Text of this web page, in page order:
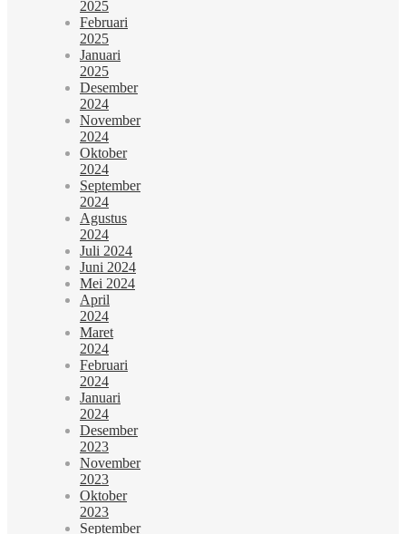
2025
Februari
2025
Januari
2025
Desember
2024
November
2024
Oktober
2024
September
2024
Agustus
2024
Juli 2024
Juni 2024
Mei 2024
April
2024
Maret
2024
Februari
2024
Januari
2024
Desember
2023
November
2023
Oktober
2023
September